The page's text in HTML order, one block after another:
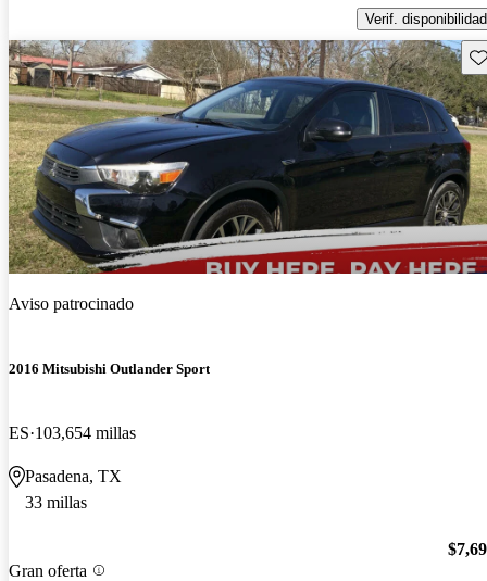
Verif. disponibilidad
Aviso patrocinado
2016 Mitsubishi Outlander Sport
ES 103,654 millas
Pasadena, TX
33 millas
Gran oferta